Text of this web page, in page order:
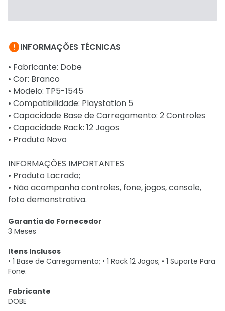
INFORMAÇÕES TÉCNICAS
• Fabricante: Dobe
• Cor: Branco
• Modelo: TP5-1545
• Compatibilidade: Playstation 5
• Capacidade Base de Carregamento: 2 Controles
• Capacidade Rack: 12 Jogos
• Produto Novo
INFORMAÇÕES IMPORTANTES
• Produto Lacrado;
• Não acompanha controles, fone, jogos, console,
foto demonstrativa.
Garantia do Fornecedor
3 Meses
Itens Inclusos
• 1 Base de Carregamento; • 1 Rack 12 Jogos; • 1 Suporte Para
Fone.
Fabricante
DOBE